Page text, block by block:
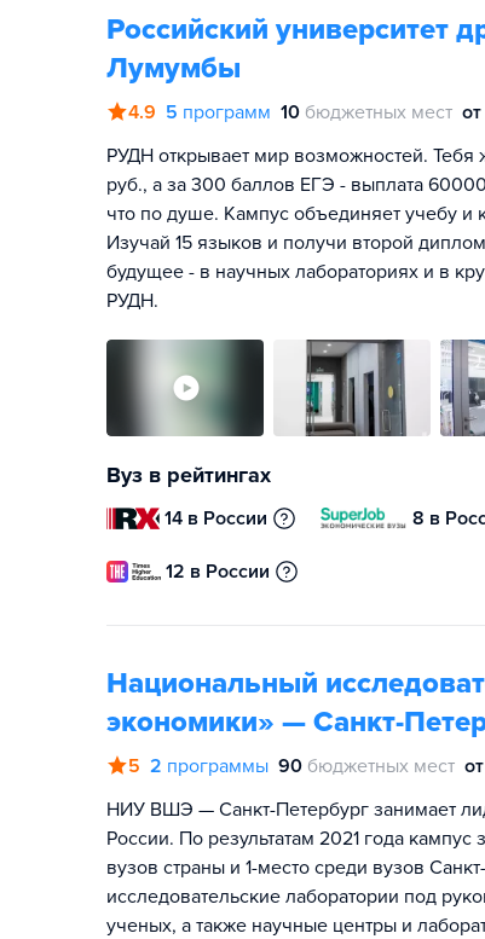
Российский университет
Лумумбы
4.9 5 программ 10 бюджетных мест
РУДН открывает мир возможностей.
руб., а за 300 баллов ЕГЭ - выплата
что по душе. Кампус объединяет учебу
Изучай 15 языков и получи второй
будущее - в научных лабораториях и в
РУДН.
Вуз в рейтингах
14 в России 8 в
12 в России
Национальный
экономики» — Санкт-
5 2 программы 90 бюджетных мест
НИУ ВШЭ — Санкт-Петербург занимает
России. По результатам 2021 года
вузов страны и 1-место среди вузов
исследовательские лаборатории под
ученых, а также научные центры и